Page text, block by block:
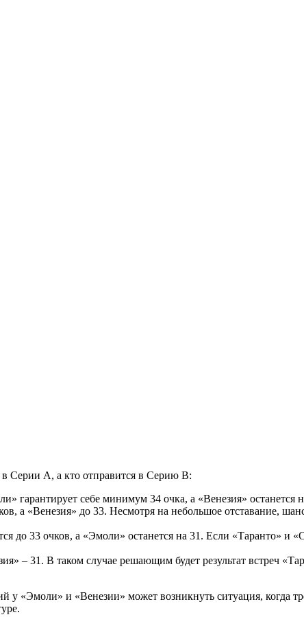
в Серии А, а кто отправится в Серию B:
гарантирует себе минимум 34 очка, а «Венезия» останется
«Венезия» до 33. Несмотря на небольшое отставание, шанс
до 33 очков, а «Эмоли» останется на 31. Если «Таранто» и
– 31. В таком случае решающим будет результат встреч
у «Эмоли» и «Венезии» может возникнуть ситуация, когда